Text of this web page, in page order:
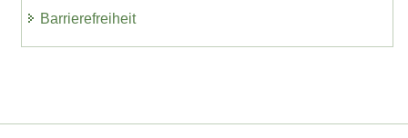
Barrierefreiheit